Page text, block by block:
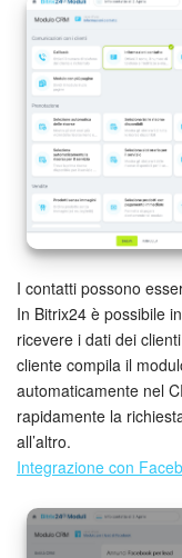
I contatti possono
In Bitrix24 è possibile
ricevere i dati dei
cliente compila il
automaticamente nel
rapidamente la
all’altro.
Integrazione con